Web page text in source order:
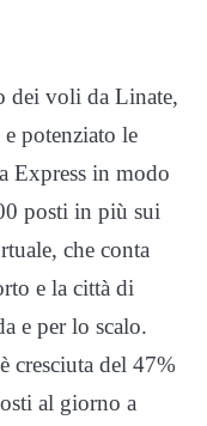
dei voli da Linate,
potenziato le
Express in modo
posti in più sui
che conta
e la città di
e per lo scalo.
cresciuta del 47%
al giorno a